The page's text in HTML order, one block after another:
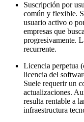
Suscripción por
común y flexible.
usuario activo o
empresas que
progresivamente.
recurrente.
Licencia perpetua
licencia del
Suele requerir un
actualizaciones.
resulta rentable a
infraestructura